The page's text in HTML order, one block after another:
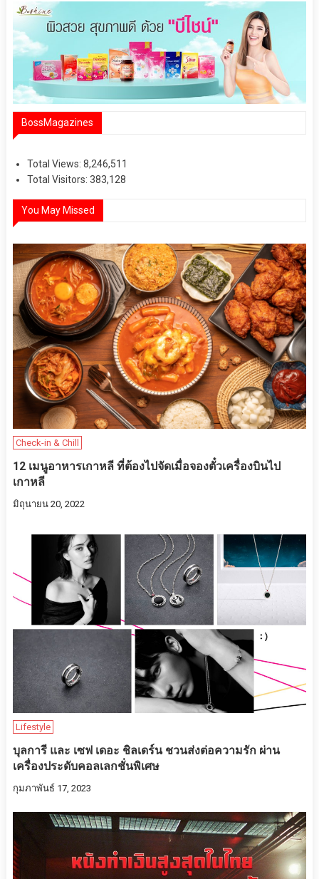
BossMagazines
Total Views: 8,246,511
Total Visitors: 383,128
You May Missed
Check-in & Chill
12 เมนูอาหารเกาหลี ที่ต้องไปจัดเมื่อจองตั๋วเครื่องบินไป
เกาหลี
มิถุนายน 20, 2022
Lifestyle
บุลการี และ เซฟ เดอะ ชิลเดร์น ชวนส่งต่อความรัก ผ่าน
เครื่องประดับคอลเลกชั่นพิเศษ
กุมภาพันธ์ 17, 2023